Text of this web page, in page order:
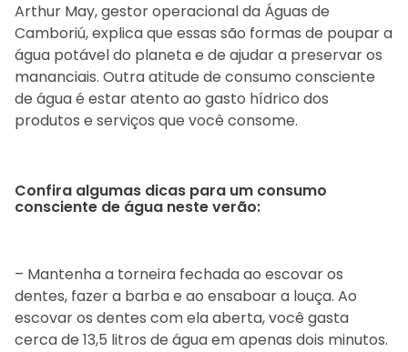
Arthur May, gestor operacional da Águas de
Camboriú, explica que essas são formas de poupar a
água potável do planeta e de ajudar a preservar os
mananciais. Outra atitude de consumo consciente
de água é estar atento ao gasto hídrico dos
produtos e serviços que você consome.
Confira algumas dicas para um consumo
consciente de água neste verão:
– Mantenha a torneira fechada ao escovar os
dentes, fazer a barba e ao ensaboar a louça. Ao
escovar os dentes com ela aberta, você gasta
cerca de 13,5 litros de água em apenas dois minutos.